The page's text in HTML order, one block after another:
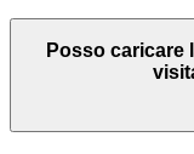
Posso caricare